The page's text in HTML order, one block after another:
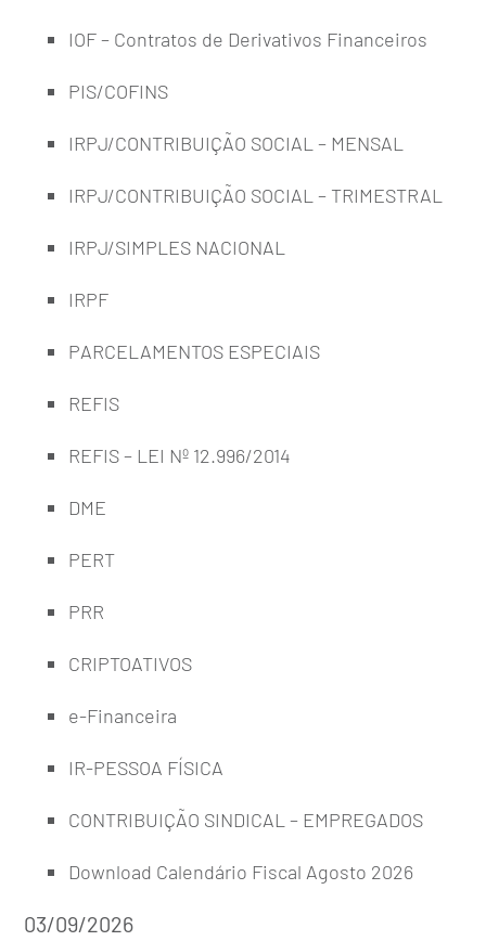
IOF – Contratos de Derivativos Financeiros
PIS/COFINS
IRPJ/CONTRIBUIÇÃO SOCIAL – MENSAL
IRPJ/CONTRIBUIÇÃO SOCIAL – TRIMESTRAL
IRPJ/SIMPLES NACIONAL
IRPF
PARCELAMENTOS ESPECIAIS
REFIS
REFIS – LEI Nº 12.996/2014
DME
PERT
PRR
CRIPTOATIVOS
e-Financeira
IR-PESSOA FÍSICA
CONTRIBUIÇÃO SINDICAL – EMPREGADOS
Download Calendário Fiscal Agosto 2026
03/09/2026